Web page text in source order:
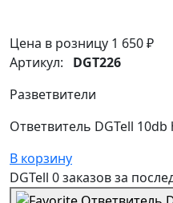
Цена в розницу 1 650 ₽
Артикул: DGT226
Разветвители
Ответвитель DGTell
В корзину
DGTell 0 заказовза